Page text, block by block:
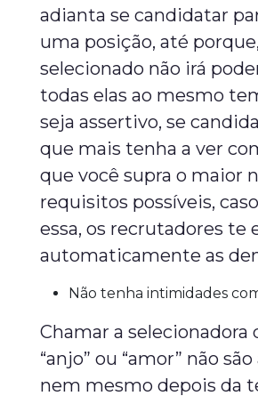
adianta se candidatar
uma posição, até
selecionado não irá
todas elas ao mesmo
seja assertivo, se
que mais tenha a ver
que você supra o maior
requisitos possíveis,
essa, os recrutadores te
automaticamente as
Não tenha intimidades
Chamar a selecionadora
“anjo” ou “amor” não
nem mesmo depois da